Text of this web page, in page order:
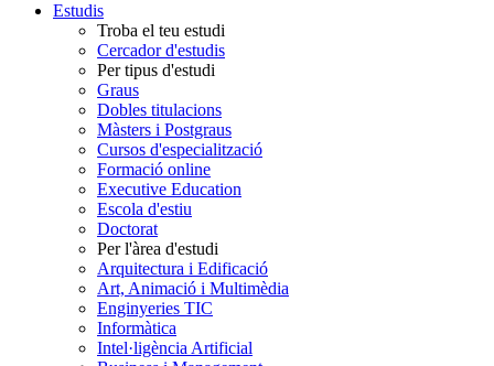
Estudis
Troba el teu estudi
Cercador d'estudis
Per tipus d'estudi
Graus
Dobles titulacions
Màsters i Postgraus
Cursos d'especialització
Formació online
Executive Education
Escola d'estiu
Doctorat
Per l'àrea d'estudi
Arquitectura i Edificació
Art, Animació i Multimèdia
Enginyeries TIC
Informàtica
Intel·ligència Artificial